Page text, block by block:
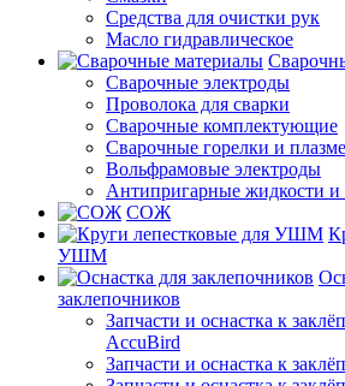
Средства для очистки рук
Масло гидравлическое
Сварочные электроды
Проволока для сварки
Сварочные комплектующие
Сварочные горелки и
Вольфрамовые электроды
Антипригарные жидкости и
СОЖ
УШМ
заклепочников
Запчасти и оснастка к
AccuBird
Запчасти и оснастка к